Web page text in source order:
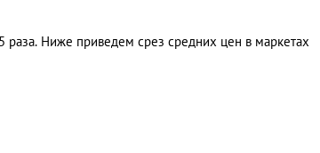
Ниже приведем срез средних цен в маркетах